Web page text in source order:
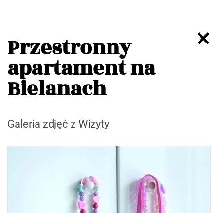
Przestronny
apartament na
Bielanach
Galeria zdjęć z Wizyty